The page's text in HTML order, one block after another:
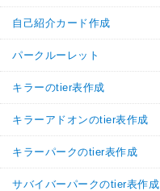
自己紹介カード作成
パークルーレット
キラーのtier表作成
キラーアドオンのtier表作成
キラーパークのtier表作成
サバイバーパークのtier表作成